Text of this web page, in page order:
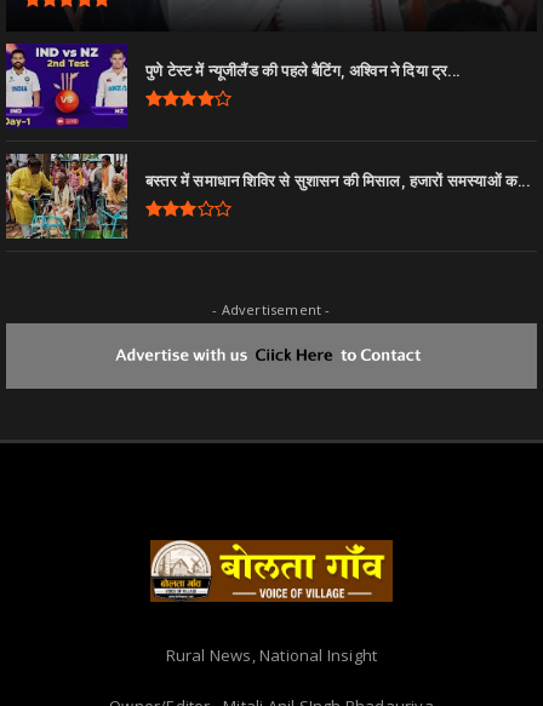
पुणे टेस्ट में न्यूजीलैंड की पहले बैटिंग, अश्विन ने दिया ट्र...
बस्तर में समाधान शिविर से सुशासन की मिसाल, हजारों समस्याओं क...
- Advertisement -
Rural News, National Insight